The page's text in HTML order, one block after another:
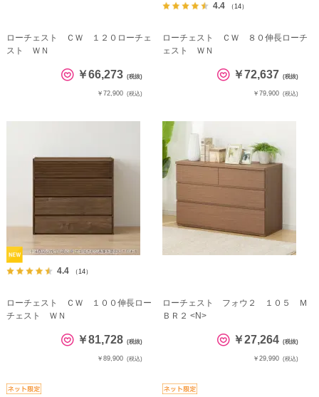
ローチェスト ＣＷ １２０ローチェ
スト ＷＮ
￥66,273 (税抜)
￥72,900 (税込)
4.4 （14）
ローチェスト ＣＷ ８０伸長ローチ
ェスト ＷＮ
￥72,637 (税抜)
￥79,900 (税込)
4.4 （14）
ローチェスト ＣＷ １００伸長ロー
チェスト ＷＮ
￥81,728 (税抜)
￥89,900 (税込)
ローチェスト フォウ２ １０５ Ｍ
ＢＲ２ <N>
￥27,264 (税抜)
￥29,990 (税込)